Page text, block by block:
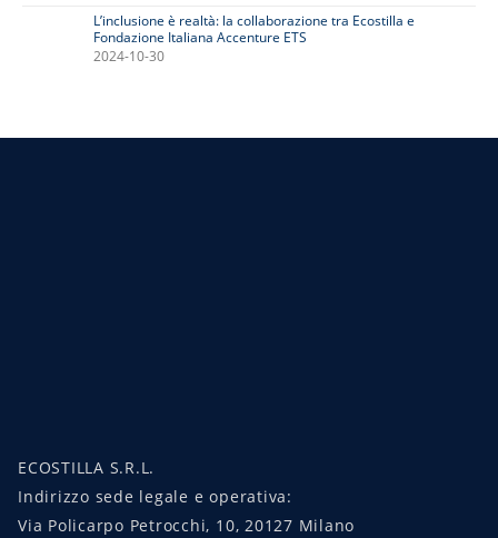
L’inclusione è realtà: la collaborazione tra Ecostilla e
Fondazione Italiana Accenture ETS
2024-10-30
ECOSTILLA S.R.L.
Indirizzo sede legale e operativa:
Via Policarpo Petrocchi, 10, 20127 Milano